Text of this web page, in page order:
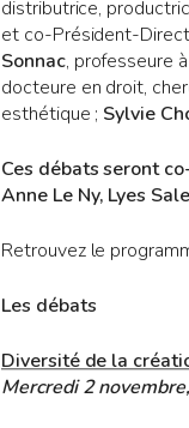
distributrice,
et co-Président-
Sonnac, professeure
docteure en droit,
esthétique ; Sylvie
Ces débats seront
Anne Le Ny, Lyes
Retrouvez le
Les débats
Diversité de la
Mercredi 2